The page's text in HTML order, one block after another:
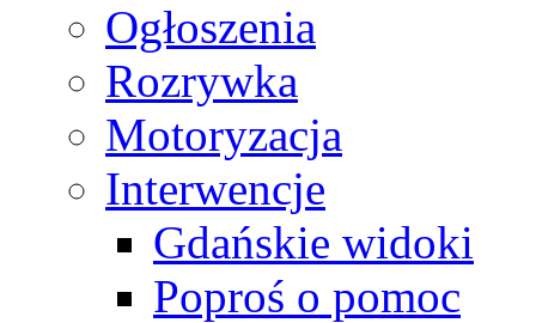
Ogłoszenia
Rozrywka
Motoryzacja
Interwencje
Gdańskie widoki
Poproś o pomoc